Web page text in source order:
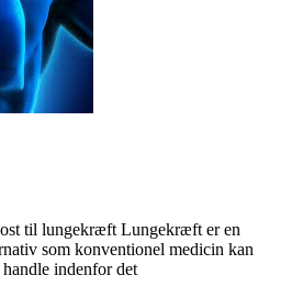
til lungekræft Lungekræft er en
som konventionel medicin kan
indenfor det